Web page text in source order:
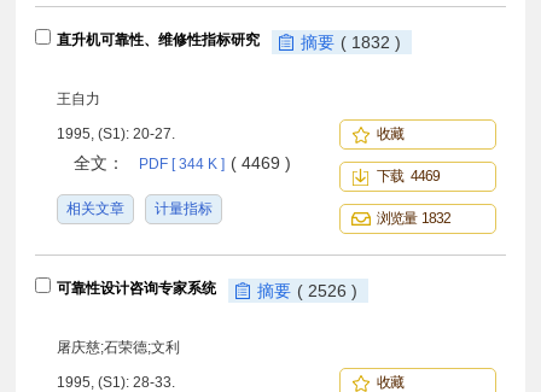
直升机可靠性、维修性指标研究 摘要 ( 1832 )
王自力
1995, (S1): 20-27.
全文： PDF [ 344 K ] ( 4469 )
相关文章 计量指标
收藏
下载 4469
浏览量 1832
可靠性设计咨询专家系统 摘要 ( 2526 )
屠庆慈;石荣德;文利
1995, (S1): 28-33. 收藏